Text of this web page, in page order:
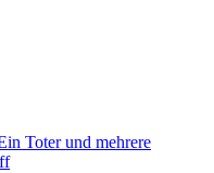
Toter und mehrere